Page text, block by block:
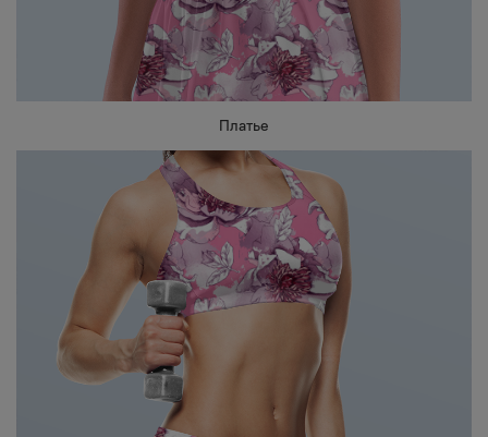
Платье